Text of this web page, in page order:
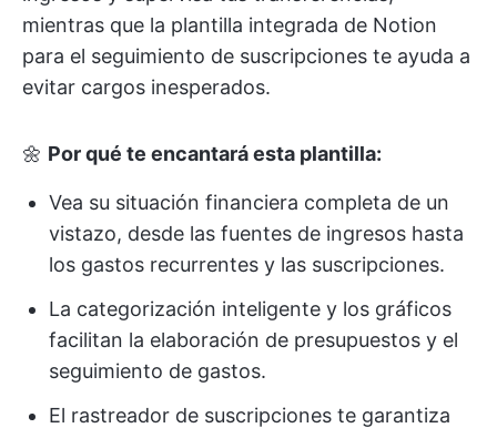
mientras que la plantilla integrada de Notion
para el seguimiento de suscripciones te ayuda a
evitar cargos inesperados.
🌼 Por qué te encantará esta plantilla:
Vea su situación financiera completa de un
vistazo, desde las fuentes de ingresos hasta
los gastos recurrentes y las suscripciones.
La categorización inteligente y los gráficos
facilitan la elaboración de presupuestos y el
seguimiento de gastos.
El rastreador de suscripciones te garantiza